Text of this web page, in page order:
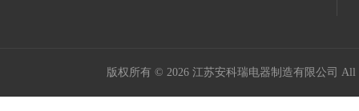
版权所有 © 2026 江苏安科瑞电器制造有限公司